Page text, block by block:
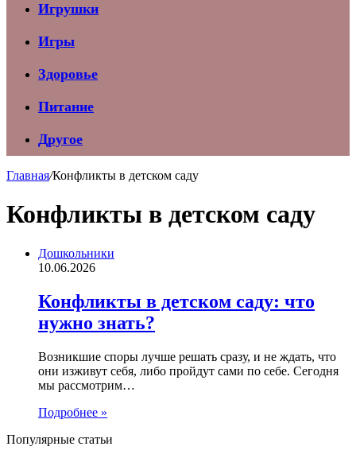
Игрушки
Игры
Здоровье
Питание
Другое
Главная/Конфликты в детском саду
Конфликты в детском саду
Дошкольники
10.06.2026
Конфликты в детском саду: что
нужно знать?
Возникшие споры лучше решать сразу, и не ждать, что
они изживут себя, либо пройдут сами по себе. Сегодня
мы рассмотрим…
Подробнее »
Популярные статьи